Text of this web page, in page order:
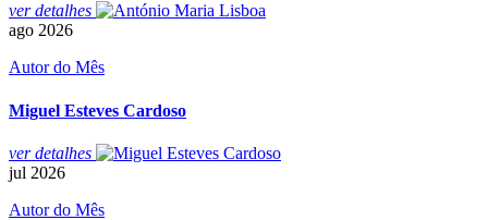
ver detalhes
ago 2026
Autor do Mês
Miguel Esteves Cardoso
ver detalhes
jul 2026
Autor do Mês